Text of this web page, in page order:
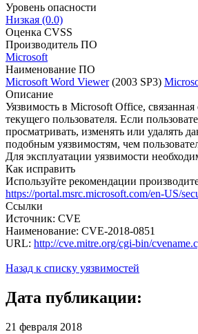
Уровень опасности
Низкая (0.0)
Оценка CVSS
Производитель ПО
Microsoft
Наименование ПО
Microsoft Word Viewer(2003 SP3)
Описание
Уязвимость в Microsoft Office,
текущего пользователя. Если
просматривать, изменять или удалять
подобным уязвимостям, чем
Для эксплуатации уязвимости
Как исправить
Используйте рекомендации
https://portal.msrc.microsoft.com/en-US/
Ссылки
Источник: CVE
Наименование: CVE-2018-0851
URL: http://cve.mitre.org/cgi-bin/
Назад к списку уязвимостей
Дата публикации:
21 февраля 2018